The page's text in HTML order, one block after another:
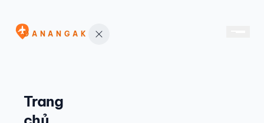
DANANGAK
Trang